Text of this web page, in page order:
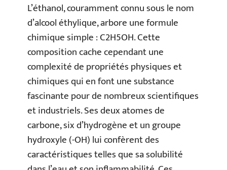
L’éthanol, couramment connu sous le nom
d’alcool éthylique, arbore une formule
chimique simple : C2H5OH. Cette
composition cache cependant une
complexité de propriétés physiques et
chimiques qui en font une substance
fascinante pour de nombreux scientifiques
et industriels. Ses deux atomes de
carbone, six d’hydrogène et un groupe
hydroxyle (-OH) lui confèrent des
caractéristiques telles que sa solubilité